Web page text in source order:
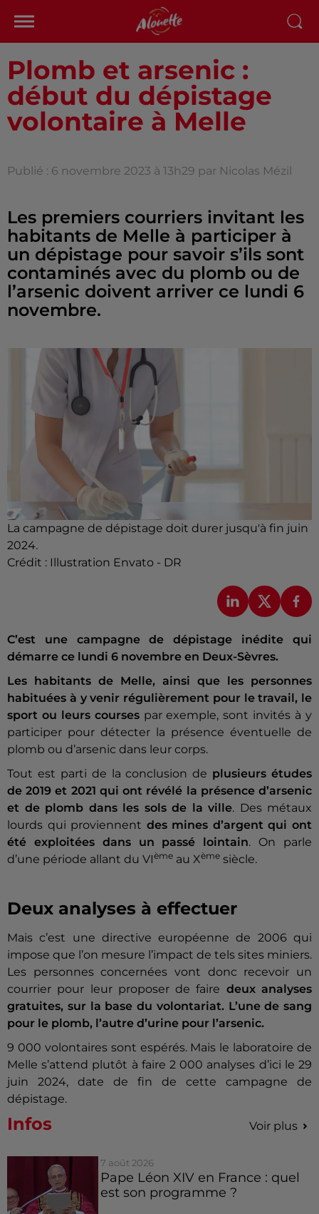
Plomb et arsenic :
début du dépistage
volontaire à Melle
Publié : 6 novembre 2023 à 13h29 par Nicolas Mézil
Les premiers courriers invitant les
habitants de Melle à participer à
un dépistage pour savoir s’ils sont
contaminés avec du plomb ou de
l’arsenic doivent arriver ce lundi 6
novembre.
La campagne de dépistage doit durer jusqu'à fin juin
2024.
Crédit : Illustration Envato - DR
C’est une campagne de dépistage inédite qui
démarre ce lundi 6 novembre en Deux-Sèvres.
Les habitants de Melle, ainsi que les personnes
habituées à y venir régulièrement pour le travail, le
sport ou leurs coursespar exemple, sont invités à y
participer pour détecter la présence éventuelle de
plomb ou d’arsenic dans leur corps.
Tout est parti de la conclusion de plusieurs études
de 2019 et 2021 qui ont révélé la présence d’arsenic
et de plomb dans les sols de la ville. Des métaux
lourds qui proviennent des mines d’argent qui ont
été exploitées dans un passé lointain. On parle
d’une période allant du VIème au Xème siècle.
Deux analyses à effectuer
Mais c’est une directive européenne de 2006 qui
impose que l’on mesure l’impact de tels sites miniers.
Les personnes concernées vont donc recevoir un
courrier pour leur proposer de faire deux analyses
gratuites, sur la base du volontariat. L’une de sang
pour le plomb, l’autre d’urine pour l’arsenic.
9 000 volontaires sont espérés. Mais le laboratoire de
Melle s’attend plutôt à faire 2 000 analyses d’ici le 29
juin 2024, date de fin de cette campagne de
dépistage.
Infos Voir plus
7 août 2026
Pape Léon XIV en France : quel
est son programme ?